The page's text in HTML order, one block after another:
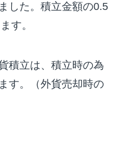
した。積立金額の0.5
す。
積立は、積立時の為
す。（外貨売却時の